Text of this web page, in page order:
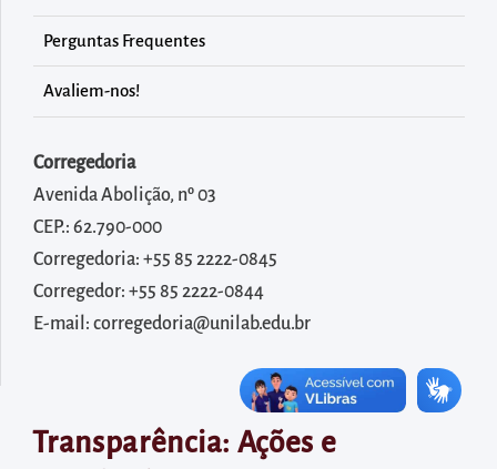
área
para
realizar
internas
Acessar
diretamente
as
informações
postas
Transparência: Ações e
Perguntas Frequentes
Avaliem-nos!
Corregedoria
Avenida Abolição, nº 03
CEP.: 62.790-000
Corregedoria: +55 85 2222-0845
Corregedor: +55 85 2222-0844
E-mail: corregedoria@unilab.edu.br